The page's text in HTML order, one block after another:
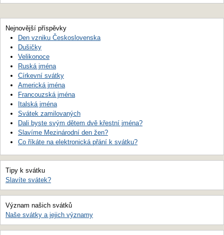
Nejnovější příspěvky
Den vzniku Československa
Dušičky
Velikonoce
Ruská jména
Církevní svátky
Americká jména
Francouzská jména
Italská jména
Svátek zamilovaných
Dali byste svým dětem dvě křestní jména?
Slavíme Mezinárodní den žen?
Co říkáte na elektronická přání k svátku?
Tipy k svátku
Slavíte svátek?
Význam našich svátků
Naše svátky a jejich významy